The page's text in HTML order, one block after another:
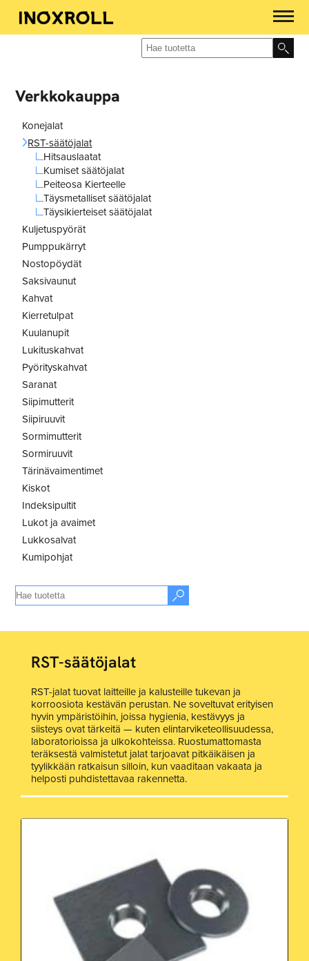
Verkkokauppa
Konejalat
RST-säätöjalat
Hitsauslaatat
Kumiset säätöjalat
Peiteosa Kierteelle
Täysmetalliset säätöjalat
Täysikierteiset säätöjalat
Kuljetuspyörät
Pumppukärryt
Nostopöydät
Saksivaunut
Kahvat
Kierretulpat
Kuulanupit
Lukituskahvat
Pyörityskahvat
Saranat
Siipimutterit
Siipiruuvit
Sormimutterit
Sormiruuvit
Tärinävaimentimet
Kiskot
Indeksipultit
Lukot ja avaimet
Lukkosalvat
Kumipohjat
RST-säätöjalat
RST-jalat tuovat laitteille ja kalusteille tukevan ja
korroosiota kestävän perustan. Ne soveltuvat erityisen
hyvin ympäristöihin, joissa hygienia, kestävyys ja
siisteys ovat tärkeitä — kuten elintarviketeollisuudessa,
laboratorioissa ja ulkokohteissa. Ruostumattomasta
teräksestä valmistetut jalat tarjoavat pitkäikäisen ja
tyylikkään ratkaisun silloin, kun vaaditaan vakaata ja
helposti puhdistettavaa rakennetta.